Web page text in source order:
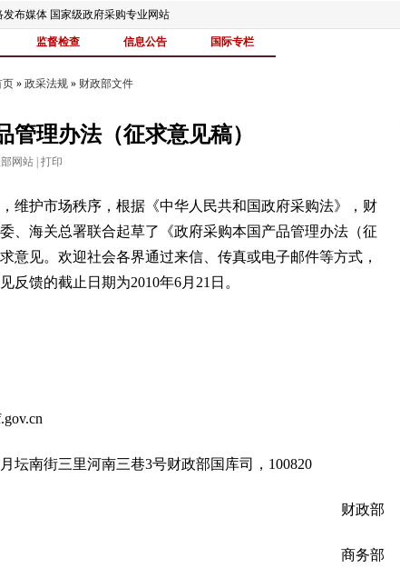
布媒体 国家级政府采购专业网站
监督检查 信息公告 国际专栏
页 » 政采法规 » 财政部文件
管理办法（征求意见稿）
网站 打印
护市场秩序，根据《中华人民共和国政府采购法》，财
、海关总署联合起草了《政府采购本国产品管理办法（征
意见。欢迎社会各界通过来信、传真或电子邮件等方式，
反馈的截止日期为2010年6月21日。
南街三里河南三巷3号财政部国库司，100820
财政部
商务部